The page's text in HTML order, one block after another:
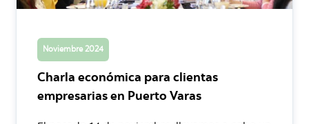
Noviembre 2024
Charla económica para clientas
empresarias en Puerto Varas